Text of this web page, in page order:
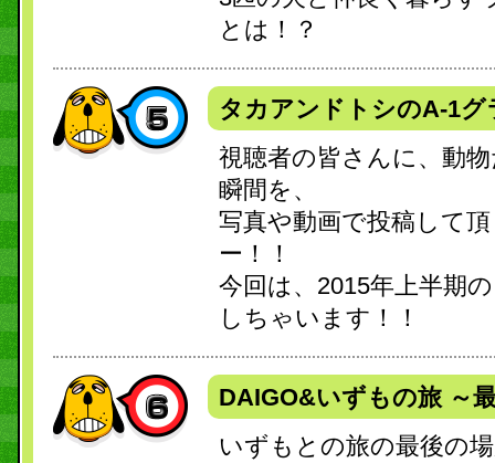
とは！？
タカアンドトシのA-1グ
視聴者の皆さんに、動
瞬間を、
写真や動画で投稿して
ー！！
今回は、2015年上半期
しちゃいます！！
DAIGO&いずもの旅 ～
いずもとの旅の最後の